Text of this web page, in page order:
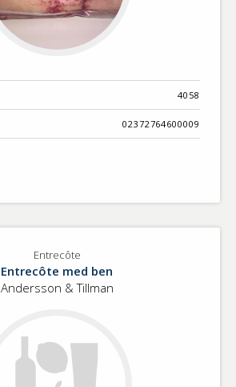
4058
02372764600009
Entrecôte
Entrecôte med ben
Andersson & Tillman